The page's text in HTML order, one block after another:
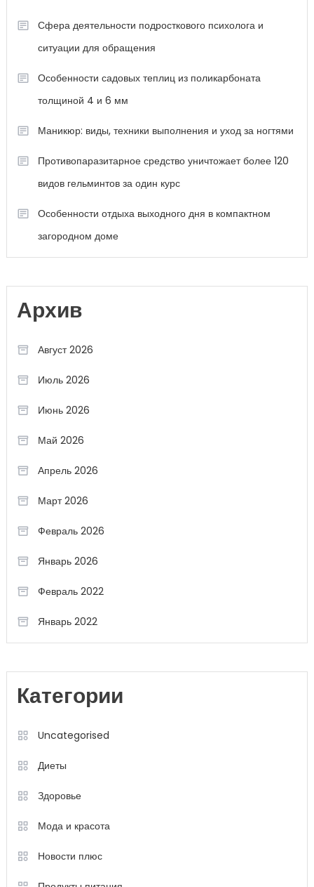
Сфера деятельности подросткового психолога и
ситуации для обращения
Особенности садовых теплиц из поликарбоната
толщиной 4 и 6 мм
Маникюр: виды, техники выполнения и уход за ногтями
Противопаразитарное средство уничтожает более 120
видов гельминтов за один курс
Особенности отдыха выходного дня в компактном
загородном доме
Архив
Август 2026
Июль 2026
Июнь 2026
Май 2026
Апрель 2026
Март 2026
Февраль 2026
Январь 2026
Февраль 2022
Январь 2022
Категории
Uncategorised
Диеты
Здоровье
Мода и красота
Новости плюс